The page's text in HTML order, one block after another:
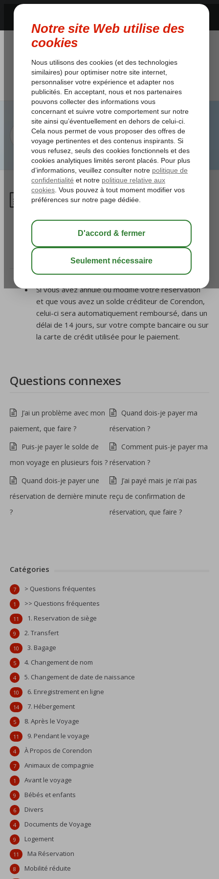
Dans quel délai recevrai-je le
par Corendon ?
/ Paiement / Dans quel délai recevrai-je le montant
qui m’est remboursé par Corendon ?
Si vous avez annulé ou modifié votre réservation
et que vous avez un solde créditeur de Corendon,
celui-ci sera automatiquement remboursé, dans un
délai de 14 jours, sur votre compte bancaire ou sur
la carte de crédit utilisée pour le paiement.
Questions connexes
J’ai un problème avec mon
paiement, que faire ?
Quand dois-je payer ma
réservation ?
Puis-je payer le solde de
mon voyage en plusieurs fois ?
Comment puis-je payer ma
réservation ?
Quand dois-je payer une
réservation de dernière minute
?
J’ai payé mais je n’ai pas
reçu de confirmation de
réservation, que faire ?
Catégories
> Questions fréquentes
7
>> Questions fréquentes
1
1. Reservation de siège
11
2. Transfert
9
3. Bagage
10
4. Changement de nom
5
5. Changement de date de naissance
4
6. Enregistrement en ligne
10
7. Hébergement
14
8. Après le Voyage
5
9. Pendant le voyage
11
À Propos de Corendon
4
Animaux de compagnie
7
Avant le voyage
1
Bébés et enfants
9
Divers
6
Documents de Voyage
4
Logement
9
Ma Réservation
11
Mobilité réduite
8